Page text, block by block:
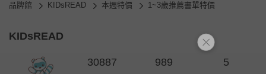
品牌館 KIDsREAD 本週特價 1~3歲推薦書單特價
KIDsREAD
30887 989 5